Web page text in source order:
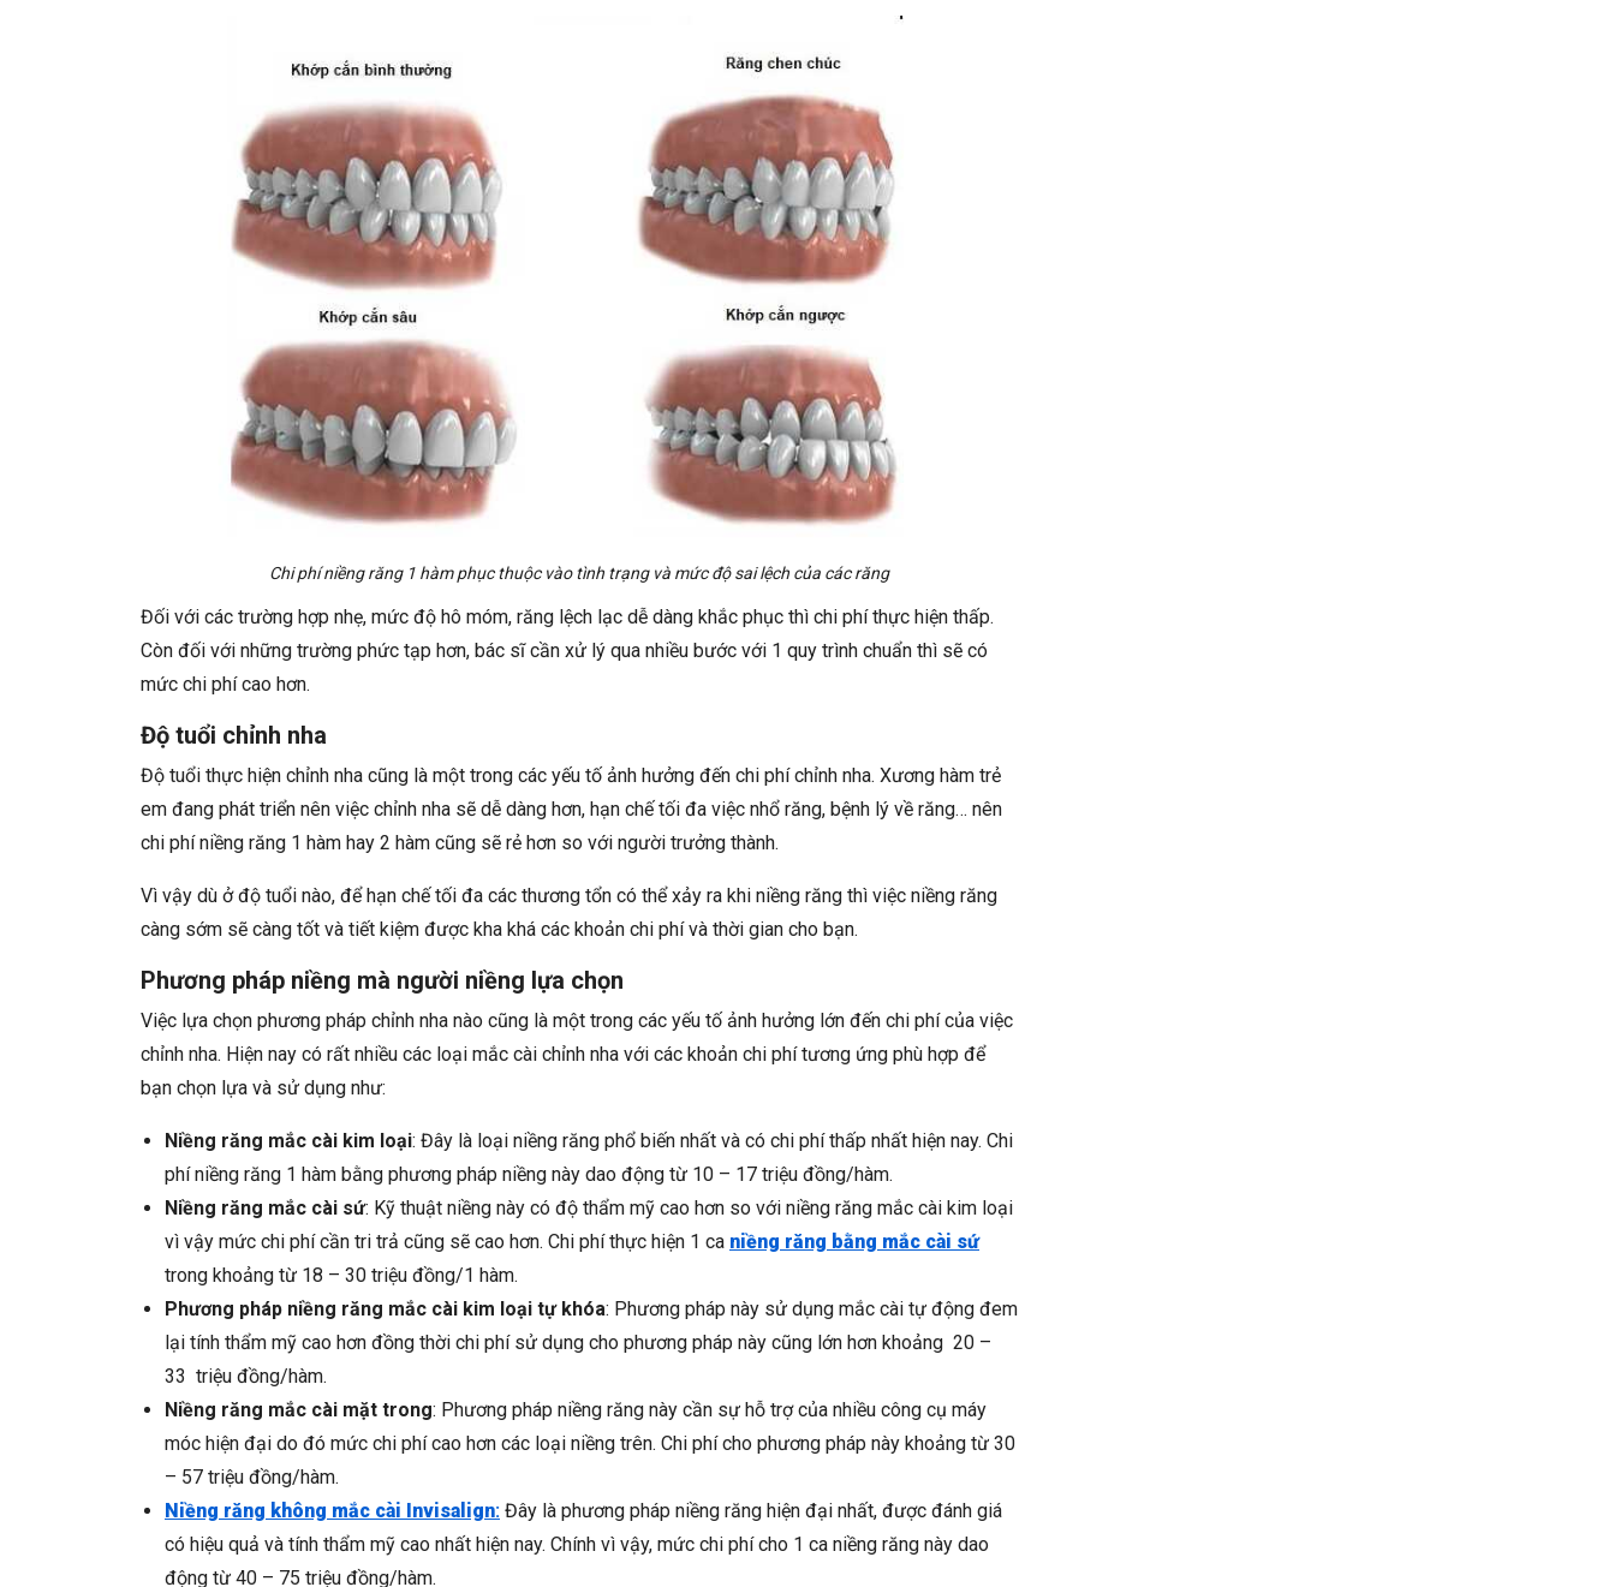
Chi phí niềng răng 1 hàm phục thuộc vào tình trạng và mức độ sai lệch của các răng
Đối với các trường hợp nhẹ, mức độ hô móm, răng lệch lạc dễ dàng khắc phục thì chi phí thực hiện thấp.
Còn đối với những trường phức tạp hơn, bác sĩ cần xử lý qua nhiều bước với 1 quy trình chuẩn thì sẽ có
mức chi phí cao hơn.
Độ tuổi chỉnh nha
Độ tuổi thực hiện chỉnh nha cũng là một trong các yếu tố ảnh hưởng đến chi phí chỉnh nha. Xương hàm trẻ
em đang phát triển nên việc chỉnh nha sẽ dễ dàng hơn, hạn chế tối đa việc nhổ răng, bệnh lý về răng… nên
chi phí niềng răng 1 hàm hay 2 hàm cũng sẽ rẻ hơn so với người trưởng thành.
Vì vậy dù ở độ tuổi nào, để hạn chế tối đa các thương tổn có thể xảy ra khi niềng răng thì việc niềng răng
càng sớm sẽ càng tốt và tiết kiệm được kha khá các khoản chi phí và thời gian cho bạn.
Phương pháp niềng mà người niềng lựa chọn
Việc lựa chọn phương pháp chỉnh nha nào cũng là một trong các yếu tố ảnh hưởng lớn đến chi phí của việc
chỉnh nha. Hiện nay có rất nhiều các loại mắc cài chỉnh nha với các khoản chi phí tương ứng phù hợp để
bạn chọn lựa và sử dụng như:
Niềng răng mắc cài kim loại: Đây là loại niềng răng phổ biến nhất và có chi phí thấp nhất hiện nay. Chi
phí niềng răng 1 hàm bằng phương pháp niềng này dao động từ 10 – 17 triệu đồng/hàm.
Niềng răng mắc cài sứ: Kỹ thuật niềng này có độ thẩm mỹ cao hơn so với niềng răng mắc cài kim loại
vì vậy mức chi phí cần tri trả cũng sẽ cao hơn. Chi phí thực hiện 1 ca niềng răng bằng mắc cài sứ
trong khoảng từ 18 – 30 triệu đồng/1 hàm.
Phương pháp niềng răng mắc cài kim loại tự khóa: Phương pháp này sử dụng mắc cài tự động đem
lại tính thẩm mỹ cao hơn đồng thời chi phí sử dụng cho phương pháp này cũng lớn hơn khoảng 20 –
33 triệu đồng/hàm.
Niềng răng mắc cài mặt trong: Phương pháp niềng răng này cần sự hỗ trợ của nhiều công cụ máy
móc hiện đại do đó mức chi phí cao hơn các loại niềng trên. Chi phí cho phương pháp này khoảng từ 30
– 57 triệu đồng/hàm.
Niềng răng không mắc cài Invisalign: Đây là phương pháp niềng răng hiện đại nhất, được đánh giá
có hiệu quả và tính thẩm mỹ cao nhất hiện nay. Chính vì vậy, mức chi phí cho 1 ca niềng răng này dao
động từ 40 – 75 triệu đồng/hàm.